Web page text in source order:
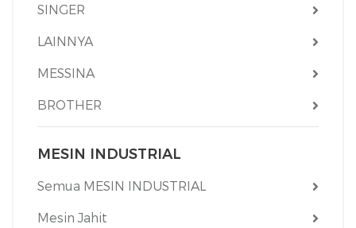
SINGER
LAINNYA
MESSINA
BROTHER
MESIN INDUSTRIAL
Semua MESIN INDUSTRIAL
Mesin Jahit